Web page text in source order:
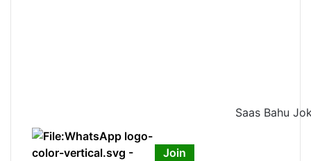
Saas Bahu
Join